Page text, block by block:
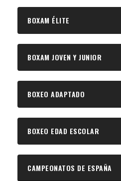
BOXAM ÉLITE
BOXAM JOVEN Y JUNIOR
BOXEO ADAPTADO
BOXEO EDAD ESCOLAR
CAMPEONATOS DE ESPAÑA